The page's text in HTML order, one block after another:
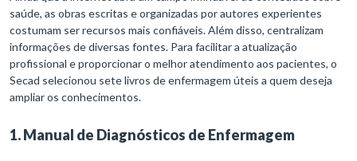
saúde, as obras escritas e organizadas por autores experientes
costumam ser recursos mais confiáveis. Além disso, centralizam
informações de diversas fontes. Para facilitar a atualização
profissional e proporcionar o melhor atendimento aos pacientes, o
Secad selecionou sete livros de enfermagem úteis a quem deseja
ampliar os conhecimentos.
1. Manual de Diagnósticos de Enfermagem